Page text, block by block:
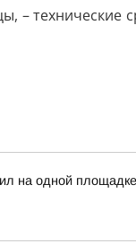
технические
на одной